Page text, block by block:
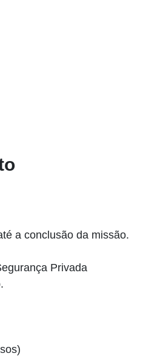
a conclusão da missão.
Privada